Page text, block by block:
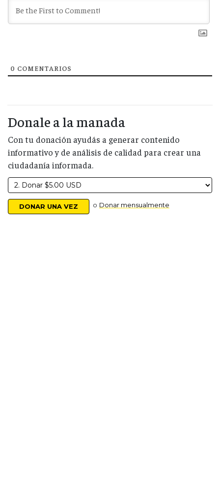
0 COMENTARIOS
Donale a la manada
Con tu donación ayudás a generar contenido
informativo y de análisis de calidad para crear una
ciudadanía informada.
o Donar mensualmente